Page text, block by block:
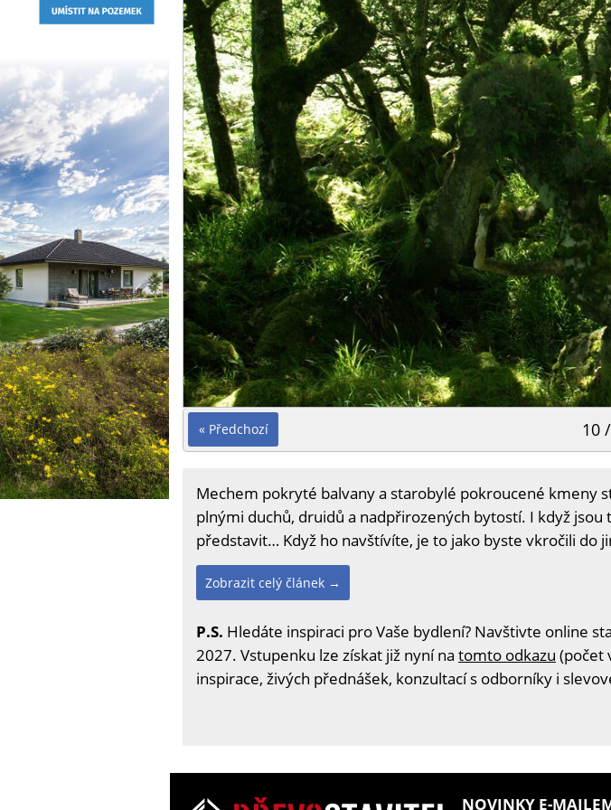
« Předchozí 10
Mechem pokryté balvany a starobylé pokroucené
plnými duchů, druidů a nadpřirozených bytostí. I když
představit… Když ho navštívíte, je to jako byste vkročili do
Zobrazit celý článek →
P.S. Hledáte inspiraci pro Vaše bydlení? Navštivte online
2027. Vstupenku lze získat již nyní na tomto odkazu (počet
inspirace, živých přednášek, konzultací s odborníky i
NOVINKY E-